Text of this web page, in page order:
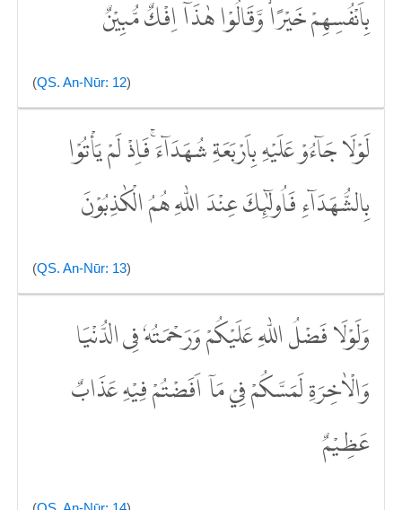
بِاَنْفُسِهِمْ خَيْرًاۙ وَّقَالُوْا هٰذَآ اِفْكٌ مُّبِيْنٌ
(QS. An-Nūr: 12)
لَوْلَا جَاۤءُوْ عَلَيْهِ بِاَرْبَعَةِ شُهَدَاۤءَۚ فَاِذْ لَمْ يَأْتُوْا
بِالشُّهَدَاۤءِ فَاُولٰۤىِٕكَ عِنْدَ اللّٰهِ هُمُ الْكٰذِبُوْنَ
(QS. An-Nūr: 13)
وَلَوْلَا فَضْلُ اللّٰهِ عَلَيْكُمْ وَرَحْمَتُهٗ فِى الدُّنْيَا
وَالْاٰخِرَةِ لَمَسَّكُمْ فِيْ مَآ اَفَضْتُمْ فِيْهِ عَذَابٌ
عَظِيْمٌ